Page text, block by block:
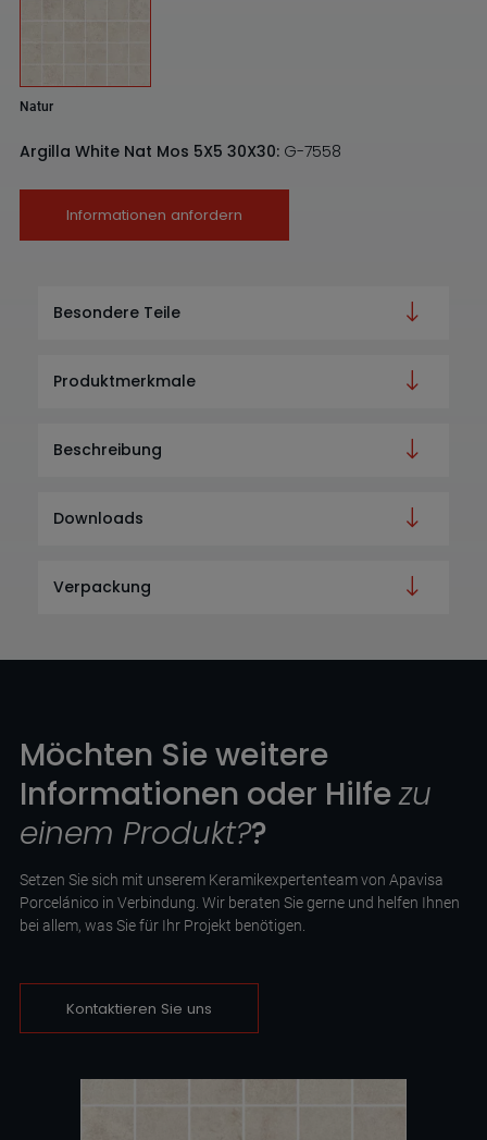
Natur
Argilla White Nat Mos 5X5 30X30: G-7558
Informationen anfordern
Besondere Teile
Produktmerkmale
Beschreibung
Downloads
Verpackung
Möchten Sie weitere
Informationen oder Hilfezu
einem Produkt??
Setzen Sie sich mit unserem Keramikexpertenteam von Apavisa
Porcelánico in Verbindung. Wir beraten Sie gerne und helfen Ihnen
bei allem, was Sie für Ihr Projekt benötigen.
Kontaktieren Sie uns